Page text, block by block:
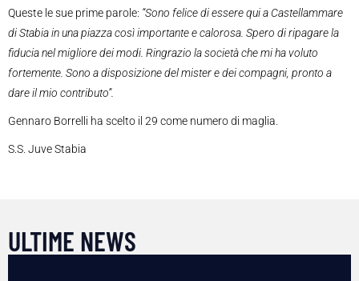
Queste le sue prime parole: “Sono felice di essere qui a Castellammare
di Stabia in una piazza così importante e calorosa. Spero di ripagare la
fiducia nel migliore dei modi. Ringrazio la società che mi ha voluto
fortemente. Sono a disposizione del mister e dei compagni, pronto a
dare il mio contributo”.
Gennaro Borrelli ha scelto il 29 come numero di maglia.
S.S. Juve Stabia
ULTIME NEWS